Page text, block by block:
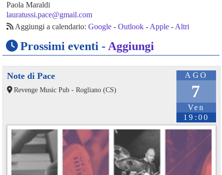
Paola Maraldi
lauratussi.pace@gmail.com
Aggiungi a calendario: Google- Outlook- Apple- Altri
Prossimi eventi - Aggiungi
AGO
7
Ven
19:00
Note di Pace
Revenge Music Pub - Rogliano (CS)